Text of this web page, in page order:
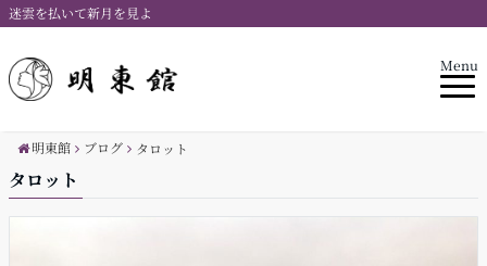
迷雲を払いて新月を見よ
Menu
明東館 ブログ タロット
タロット